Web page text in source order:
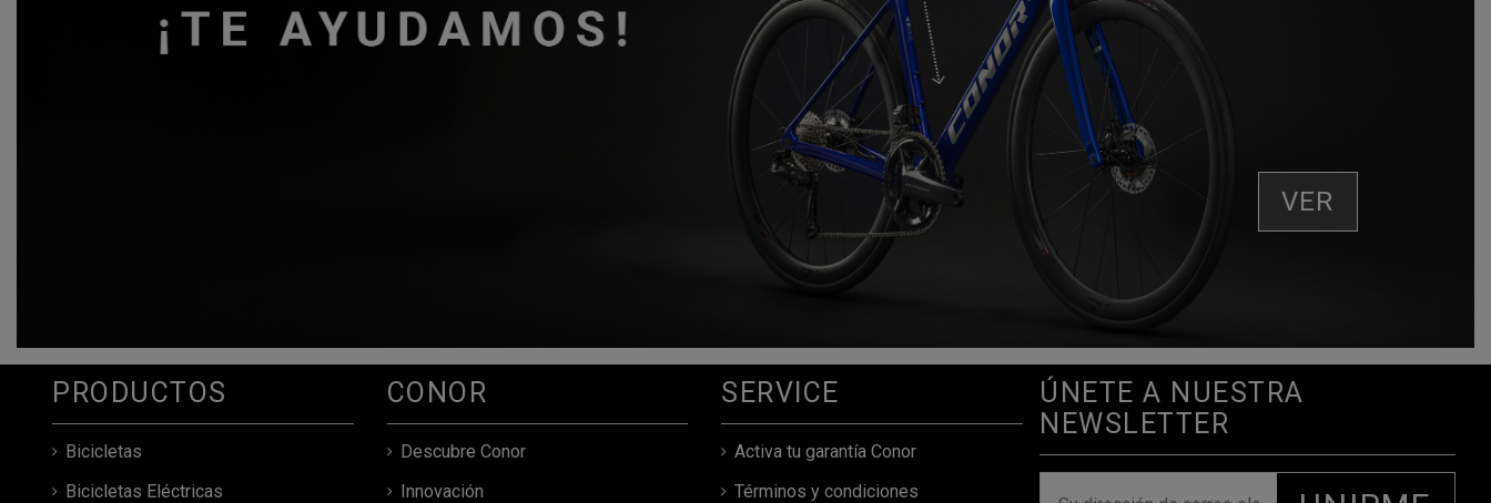
ELIGE TU TALLA
VER
PRODUCTOS
Bicicletas
Bicicletas Eléctricas
CONOR
Descubre Conor
Innovación
SERVICE
Activa tu garantía Conor
Términos y condiciones
ÚNETE A NUESTRA
NEWSLETTER